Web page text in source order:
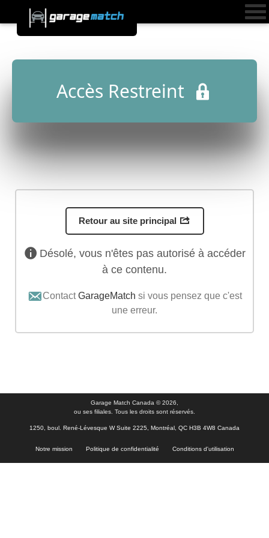
Accès Restreint
Retour au site principal
Désolé, vous n'êtes pas autorisé à accéder
à ce contenu.
ContactGarageMatch si vous pensez que c'est
une erreur.
Garage Match Canada © 2026,
ou ses filiales. Tous les droits sont réservés.
1250, boul. René-Lévesque W Suite 2225, Montréal, QC H3B 4W8 Canada
Notre mission Politique de confidentialité Conditions d'utilisation